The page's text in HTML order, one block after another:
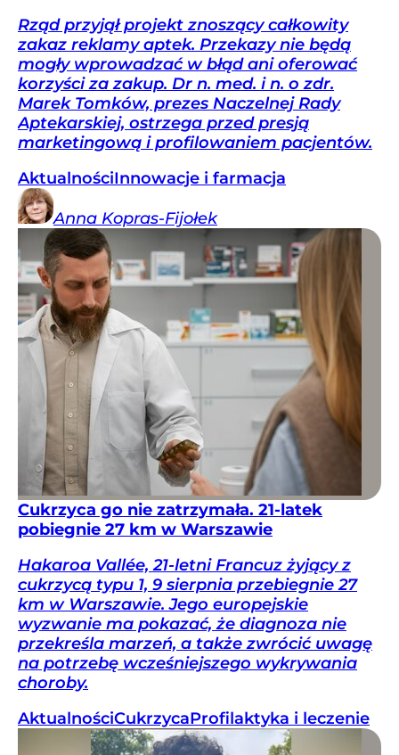
Rząd przyjął projekt znoszący całkowity
zakaz reklamy aptek. Przekazy nie będą
mogły wprowadzać w błąd ani oferować
korzyści za zakup. Dr n. med. i n. o zdr.
Marek Tomków, prezes Naczelnej Rady
Aptekarskiej, ostrzega przed presją
marketingową i profilowaniem pacjentów.
AktualnościInnowacje i farmacja
Anna Kopras-Fijołek
Cukrzyca go nie zatrzymała. 21-latek
pobiegnie 27 km w Warszawie
Hakaroa Vallée, 21-letni Francuz żyjący z
cukrzycą typu 1, 9 sierpnia przebiegnie 27
km w Warszawie. Jego europejskie
wyzwanie ma pokazać, że diagnoza nie
przekreśla marzeń, a także zwrócić uwagę
na potrzebę wcześniejszego wykrywania
choroby.
AktualnościCukrzycaProfilaktyka i leczenie